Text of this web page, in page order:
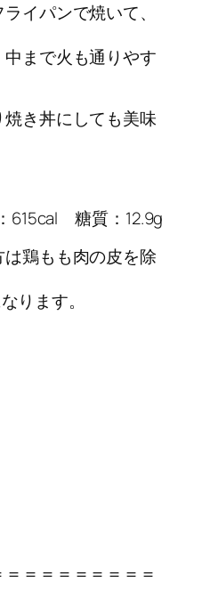
イパンで焼いて、
まで火も通りやす
き丼にしても美味
615cal 糖質：12.9g
鶏もも肉の皮を除
ります。
＝＝＝＝＝＝＝＝